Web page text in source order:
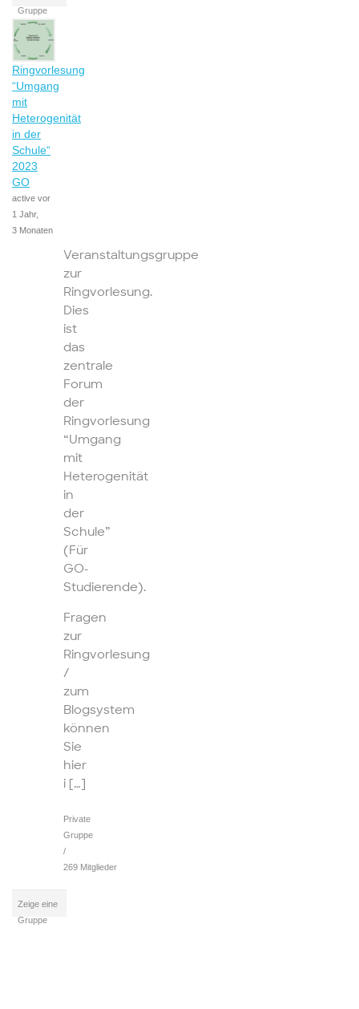
Gruppe
Ringvorlesung
“Umgang
mit
Heterogenität
in der
Schule“
2023
GO
active vor
1 Jahr,
3 Monaten
Veranstaltungsgruppe
zur
Ringvorlesung.
Dies
ist
das
zentrale
Forum
der
Ringvorlesung
“Umgang
mit
Heterogenität
in
der
Schule”
(Für
GO-
Studierende).
Fragen
zur
Ringvorlesung
/
zum
Blogsystem
können
Sie
hier
i […]
Private
Gruppe
/
269 Mitglieder
Zeige eine
Gruppe